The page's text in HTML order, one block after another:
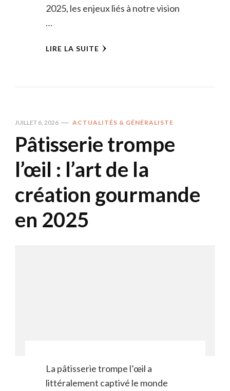
2025, les enjeux liés à notre vision
…
LIRE LA SUITE
JUILLET 6, 2026 ACTUALITÉS & GÉNÉRALISTE
Pâtisserie trompe
l’œil : l’art de la
création gourmande
en 2025
La pâtisserie trompe l’œil a
littéralement captivé le monde